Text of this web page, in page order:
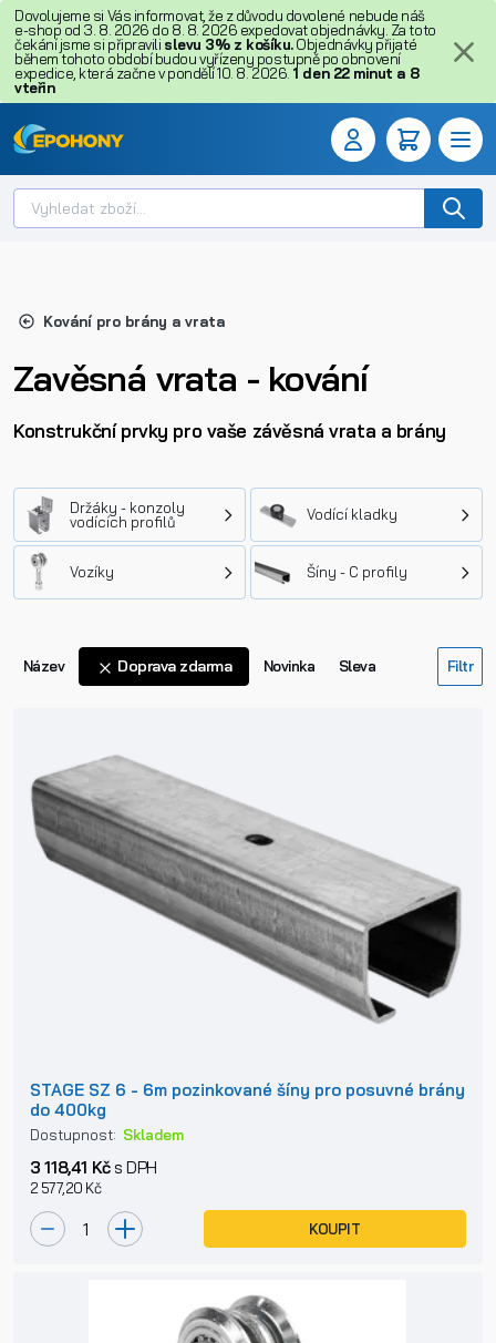
Dovolujeme si Vás informovat, že z důvodu dovolené nebude náš
e-shop od 3. 8. 2026 do 8. 8. 2026 expedovat objednávky. Za toto
čekání jsme si připravili slevu 3% z košíku.Objednávky přijaté
během tohoto období budou vyřízeny postupně po obnovení
expedice, která začne v pondělí 10. 8. 2026. 1 den 22 minut a 7
vteřin
Kování pro brány a vrata
Zavěsná vrata - kování
Konstrukční prvky pro vaše závěsná vrata a brány
Držáky - konzoly
vodících profilů
Vodící kladky
Vozíky Šíny - C profily
Název Doprava zdarma Novinka Sleva
STAGE SZ 6 - 6m pozinkované šíny pro posuvné brány
do 400kg
Dostupnost: Skladem
3 118,41 Kčs DPH
2 577,20 Kč
KOUPIT